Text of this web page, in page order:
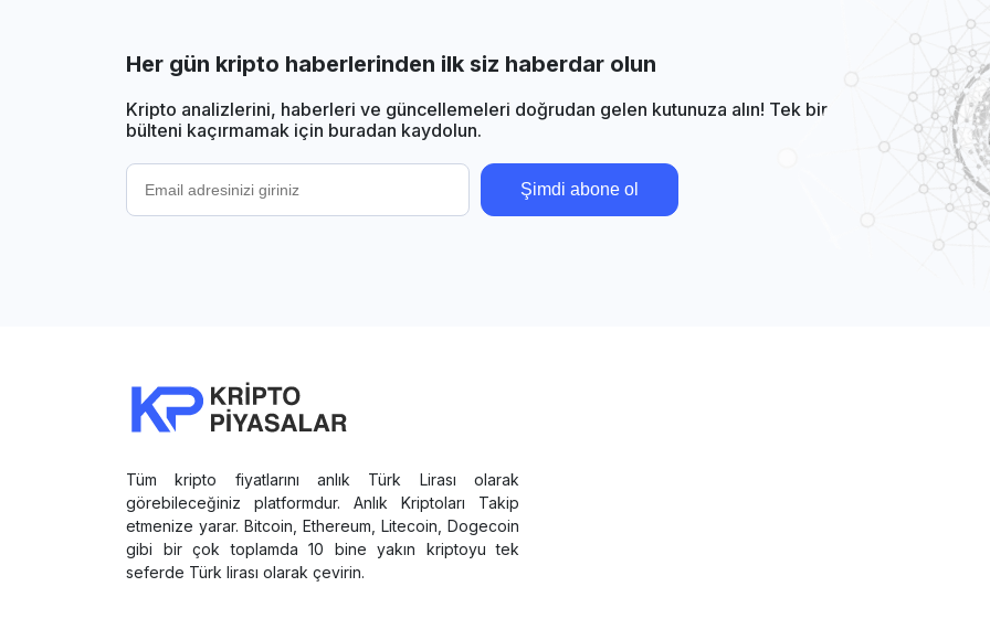
Her gün kripto haberlerinden ilk siz haberdar olun
Kripto analizlerini, haberleri ve güncellemeleri doğrudan gelen kutunuza alın! Tek bir
bülteni kaçırmamak için buradan kaydolun.
Şimdi abone ol
Tüm kripto fiyatlarını anlık Türk Lirası olarak
görebileceğiniz platformdur. Anlık Kriptoları Takip
etmenize yarar. Bitcoin, Ethereum, Litecoin, Dogecoin
gibi bir çok toplamda 10 bine yakın kriptoyu tek
seferde Türk lirası olarak çevirin.